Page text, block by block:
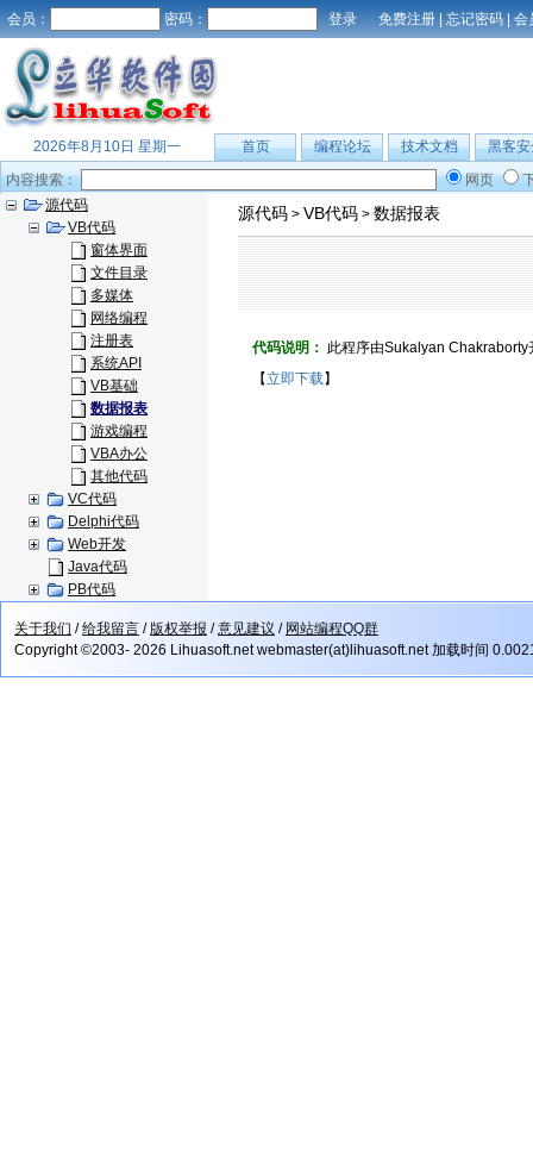
会员： 密码： 免费注册 | 忘记密码 | 会
2026年8月10日 星期一 首页 编程论坛 技术文档
黑客安
内容搜索：
网页
源代码
VB代码
窗体界面
文件目录
多媒体
网络编程
注册表
系统API
VB基础
数据报表
游戏编程
VBA办公
其他代码
VC代码
Delphi代码
Web开发
Java代码
PB代码
源代码 > VB代码 > 数据报表
代码说明： 此程序由Sukalyan Chakraborty
【立即下载】
关于我们 /给我留言 /版权举报 /意见建议 / 网站编程QQ群
Copyright ©2003- 2026 Lihuasoft.net webmaster(at)lihuasoft.net 加载时间